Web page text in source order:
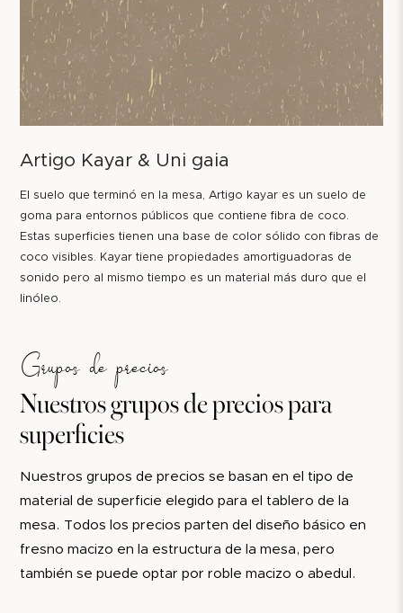
Artigo Kayar & Uni gaia
El suelo que terminó en la mesa, Artigo kayar es un suelo de
goma para entornos públicos que contiene fibra de coco.
Estas superficies tienen una base de color sólido con fibras de
coco visibles. Kayar tiene propiedades amortiguadoras de
sonido pero al mismo tiempo es un material más duro que el
linóleo.
Grupos de precios
Nuestros grupos de precios para
superficies
Nuestros grupos de precios se basan en el tipo de
material de superficie elegido para el tablero de la
mesa. Todos los precios parten del diseño básico en
fresno macizo en la estructura de la mesa, pero
también se puede optar por roble macizo o abedul.